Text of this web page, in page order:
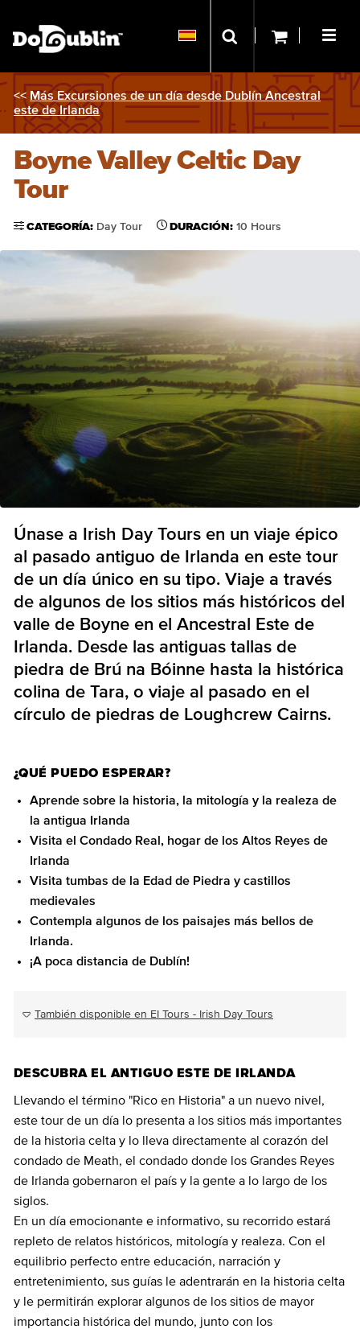
<< Más Excursiones de un día desde Dublín Ancestral
este de Irlanda
Boyne Valley Celtic Day
Tour
CATEGORÍA: Day Tour DURACIÓN: 10 Hours
Únase a Irish Day Tours en un viaje épico
al pasado antiguo de Irlanda en este tour
de un día único en su tipo. Viaje a través
de algunos de los sitios más históricos del
valle de Boyne en el Ancestral Este de
Irlanda. Desde las antiguas tallas de
piedra de Brú na Bóinne hasta la histórica
colina de Tara, o viaje al pasado en el
círculo de piedras de Loughcrew Cairns.
¿QUÉ PUEDO ESPERAR?
Aprende sobre la historia, la mitología y la realeza de
la antigua Irlanda
Visita el Condado Real, hogar de los Altos Reyes de
Irlanda
Visita tumbas de la Edad de Piedra y castillos
medievales
Contempla algunos de los paisajes más bellos de
Irlanda.
¡A poca distancia de Dublín!
También disponible en EI Tours - Irish Day Tours
DESCUBRA EL ANTIGUO ESTE DE IRLANDA
Llevando el término "Rico en Historia" a un nuevo nivel,
este tour de un día lo presenta a los sitios más importantes
de la historia celta y lo lleva directamente al corazón del
condado de Meath, el condado donde los Grandes Reyes
de Irlanda gobernaron el país y la gente a lo largo de los
siglos.
En un día emocionante e informativo, su recorrido estará
repleto de relatos históricos, mitología y realeza. Con el
equilibrio perfecto entre educación, narración y
entretenimiento, sus guías le adentrarán en la historia celta
y le permitirán explorar algunos de los sitios de mayor
importancia histórica del mundo, junto con los